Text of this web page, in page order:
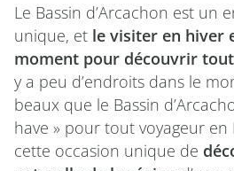
Le Bassin d’Arcachon est un
unique, et le visiter en hiver
moment pour découvrir
y a peu d’endroits dans le
beaux que le Bassin
have » pour tout voyageur en
cette occasion unique de